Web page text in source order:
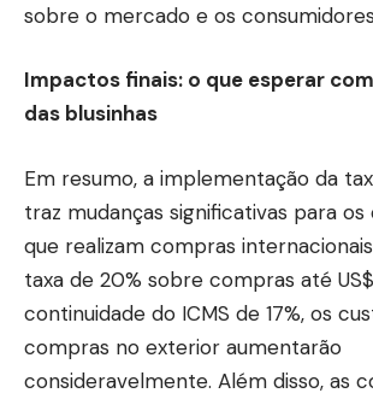
sobre o mercado e os
Impactos finais: o que esperar
das blusinhas
Em resumo, a implementação da
traz mudanças significativas para
que realizam compras
taxa de 20% sobre compras até
continuidade do ICMS de 17%, os
compras no exterior aumentarão
consideravelmente. Além disso, as